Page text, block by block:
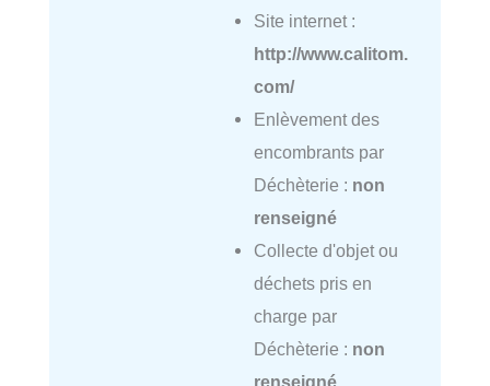
Site internet :
http://www.calitom.
com/
Enlèvement des
encombrants par
Déchèterie : non
renseigné
Collecte d'objet ou
déchets pris en
charge par
Déchèterie : non
renseigné